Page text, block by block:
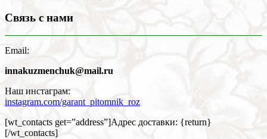
Связь с нами
Email:
innakuzmenchuk@mail.ru
Наш инстаграм:
instagram.com/garant_pitomnik_roz
[wt_contacts get=”address”]Адрес доставки: {return}
[/wt_contacts]